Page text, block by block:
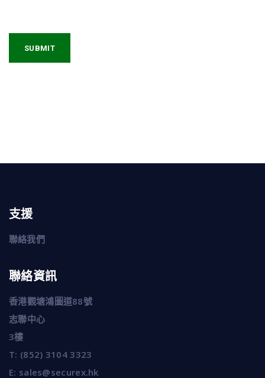
支援
聯絡我們
聯絡資訊
香港觀塘鴻圖道88號
志聯中心
3樓
T: (852) 3104 3323
E: sales@securex.hk